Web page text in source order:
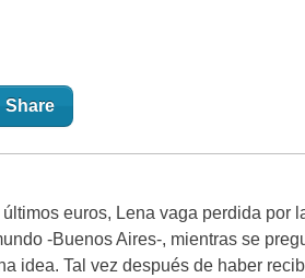
Share
euros, Lena vaga perdida por
-Buenos Aires-, mientras se
idea. Tal vez después de haber